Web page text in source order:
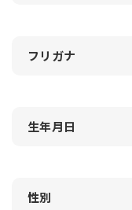
フリガナ
生年月日
性別